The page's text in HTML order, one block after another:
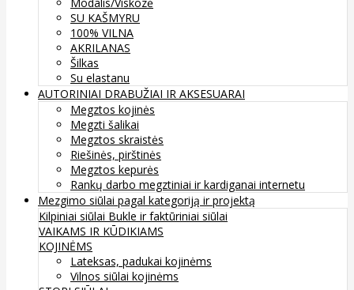
SU KAŠMYRU
100% VILNA
AKRILANAS
Šilkas
Su elastanu
AUTORINIAI DRABUŽIAI IR AKSESUARAI
Megztos kojinės
Megzti šalikai
Megztos skraistės
Riešinės, pirštinės
Megztos kepurės
Rankų darbo megztiniai ir kardiganai internetu
Mezgimo siūlai pagal kategoriją ir projektą
Kilpiniai siūlai Bukle ir faktūriniai siūlai
VAIKAMS IR KŪDIKIAMS
KOJINĖMS
Lateksas, padukai kojinėms
Vilnos siūlai kojinėms